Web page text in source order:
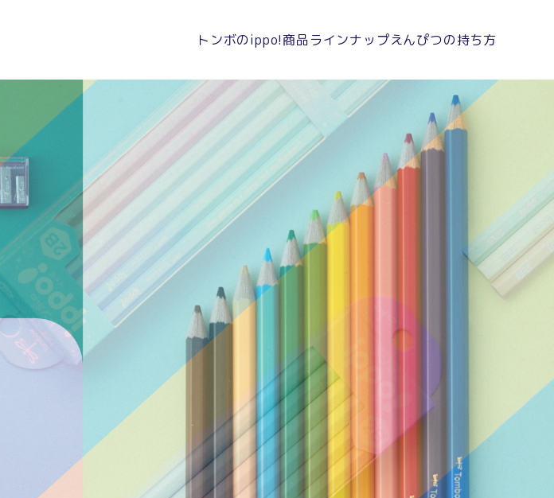
トンボのippo!商品ラインナップえんぴつの持ち方